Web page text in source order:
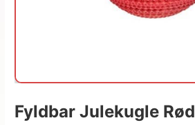
Fyldbar Julekugle Rød